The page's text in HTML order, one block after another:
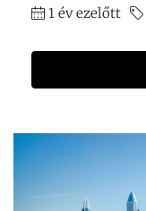
1 év ezelőtt